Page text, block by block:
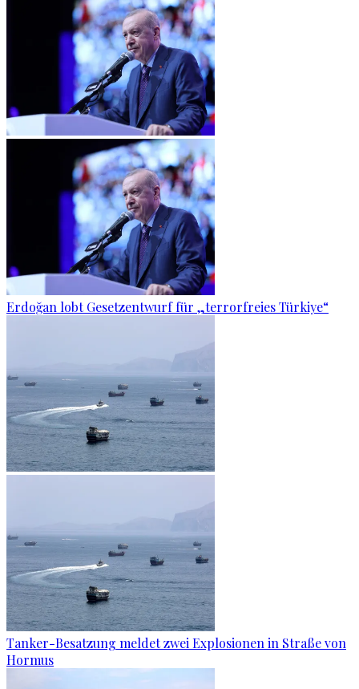
Erdoğan lobt Gesetzentwurf für „terrorfreies Türkiye“
Tanker-Besatzung meldet zwei Explosionen in Straße von
Hormus